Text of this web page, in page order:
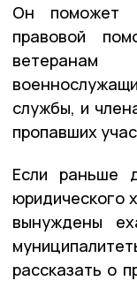
Он поможет
правовой
службы, и
пропавших
Если раньше
юридического
вынуждены
рассказать о